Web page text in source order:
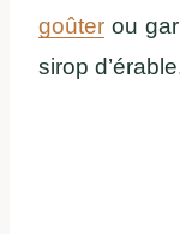
goûter ou
sirop